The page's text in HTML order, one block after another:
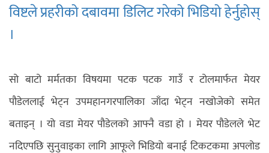
विष्टले प्रहरीको दबावमा डिलिट गरेको भिडियो हेर्नुहोस्
।
सो बाटो मर्मतका विषयमा पटक पटक गाउँ र टोलमार्फत मेयर
पौडेललाई भेट्न उपमहानगरपालिका जाँदा भेट्न नखोजेको समेत
बताइन् । यो वडा मेयर पौडेलको आफ्नै वडा हो । मेयर पौडेलले भेट
नदिएपछि सुनुवाइका लागि आफूले भिडियो बनाई टिकटकमा अपलोड